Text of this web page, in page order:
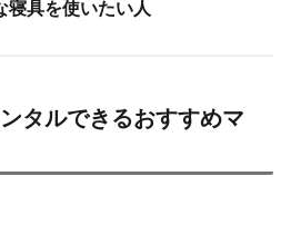
寝具を使いたい人
タルできるおすすめマ